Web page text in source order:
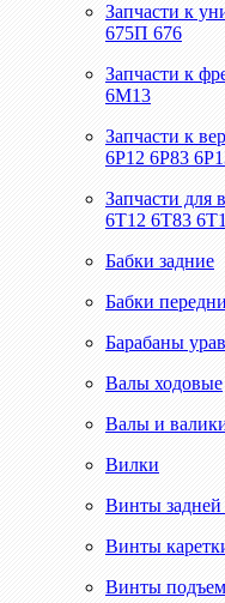
Запчасти к
675П 676
Запчасти к
6М13
Запчасти к
6Р12 6Р83
Запчасти для
6Т12 6Т83
Бабки задние
Бабки
Барабаны
Валы ходовые
Валы и
Вилки
Винты задней
Винты
Винты